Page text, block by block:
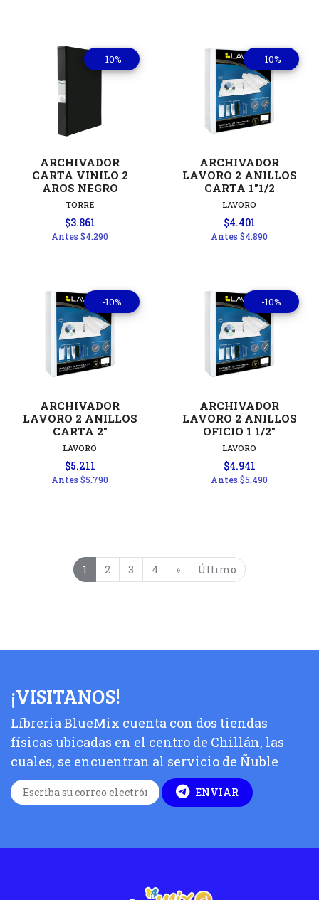
-10%
ARCHIVADOR
CARTA VINILO 2
AROS NEGRO
TORRE
$3.861
Antes$4.290
-10%
ARCHIVADOR
LAVORO 2 ANILLOS
CARTA 1"1/2
LAVORO
$4.401
Antes$4.890
-10%
ARCHIVADOR
LAVORO 2 ANILLOS
CARTA 2"
LAVORO
$5.211
Antes$5.790
-10%
ARCHIVADOR
LAVORO 2 ANILLOS
OFICIO 1 1/2"
LAVORO
$4.941
Antes$5.490
1 2 3 4 » Último
¡VISITANOS!
Líbreria BlueMix cuenta con dos tiendas
físicas ubicadas en el centro de Chillán, las
cuales, se encuentran al servicio de Ñuble
ENVIAR